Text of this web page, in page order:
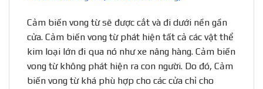
Cảm biến vong từ sẽ được cắt và đi dưới nền gần
cửa. Cảm biến vong từ phát hiện tất cả các vật thể
kim loại lớn đi qua nó như xe nâng hàng. Cảm biến
vong từ không phát hiện ra con người. Do đó, Cảm
biến vong từ khá phù hợp cho các cửa chỉ cho